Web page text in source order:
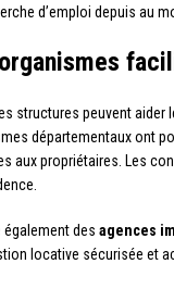
d’emploi depuis au
structures peuvent aider
départementaux ont
aux propriétaires. Les
également des agences
locative sécurisée et